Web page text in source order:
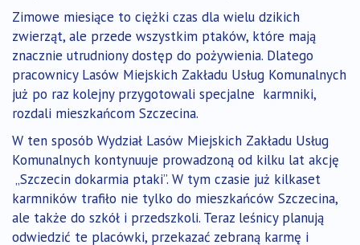
Zimowe miesiące to ciężki czas dla wielu dzikich
zwierząt, ale przede wszystkim ptaków, które mają
znacznie utrudniony dostęp do pożywienia. Dlatego
pracownicy Lasów Miejskich Zakładu Usług Komunalnych
już po raz kolejny przygotowali specjalne karmniki,
rozdali mieszkańcom Szczecina.
W ten sposób Wydział Lasów Miejskich Zakładu Usług
Komunalnych kontynuuje prowadzoną od kilku lat akcję
„Szczecin dokarmia ptaki”. W tym czasie już kilkaset
karmników trafiło nie tylko do mieszkańców Szczecina,
ale także do szkół i przedszkoli. Teraz leśnicy planują
odwiedzić te placówki, przekazać zebraną karmę i